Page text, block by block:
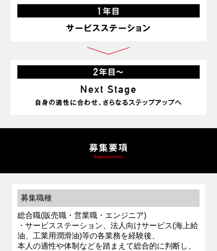
募集職種
総合職(販売職・営業職・エンジニア)
・サービスステーション、法人向けサービス(海上給
油、工業用潤滑油)等の各業務を経験後、
本人の適性や体制などを踏まえて総合的に判断し、